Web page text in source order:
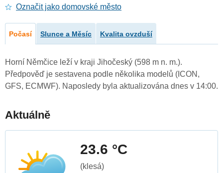
Označit jako domovské město
Počasí Slunce a Měsíc Kvalita ovzduší
Horní Němčice leží v kraji Jihočeský (598 m n. m.).
Předpověď je sestavena podle několika modelů (ICON,
GFS, ECMWF). Naposledy byla aktualizována dnes v 14:00.
Aktuálně
23.6 °C
(klesá)